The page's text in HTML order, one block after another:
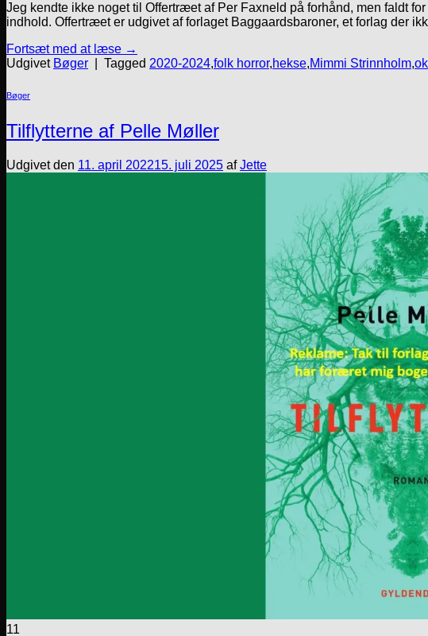
Jeg kendte ikke noget til Offertræet af Per Faxneld på forhånd, men faldt
indhold. Offertræet er udgivet af forlaget Baggaardsbaroner, et forlag der
Fortsæt med at læse →
Udgivet Bøger Tagged 2020-2024,folk horror,hekse,Mimmi Strinnholm,
Bøger
Tilflytterne af Pelle Møller
Udgivet den 11. april 202215. juli 2025 afJette
11